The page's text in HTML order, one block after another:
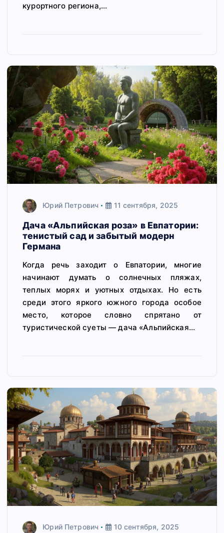
курортного региона,…
Юрий Петрович 11 сентября, 2025
Дача «Альпийская роза» в Евпатории:
тенистый сад и забытый модерн
Германа
Когда речь заходит о Евпатории, многие
начинают думать о солнечных пляжах,
теплых морях и уютных отдыхах. Но есть
среди этого яркого южного города особое
место, которое словно спрятано от
туристической суеты — дача «Альпийская…
Юрий Петрович 10 сентября, 2025